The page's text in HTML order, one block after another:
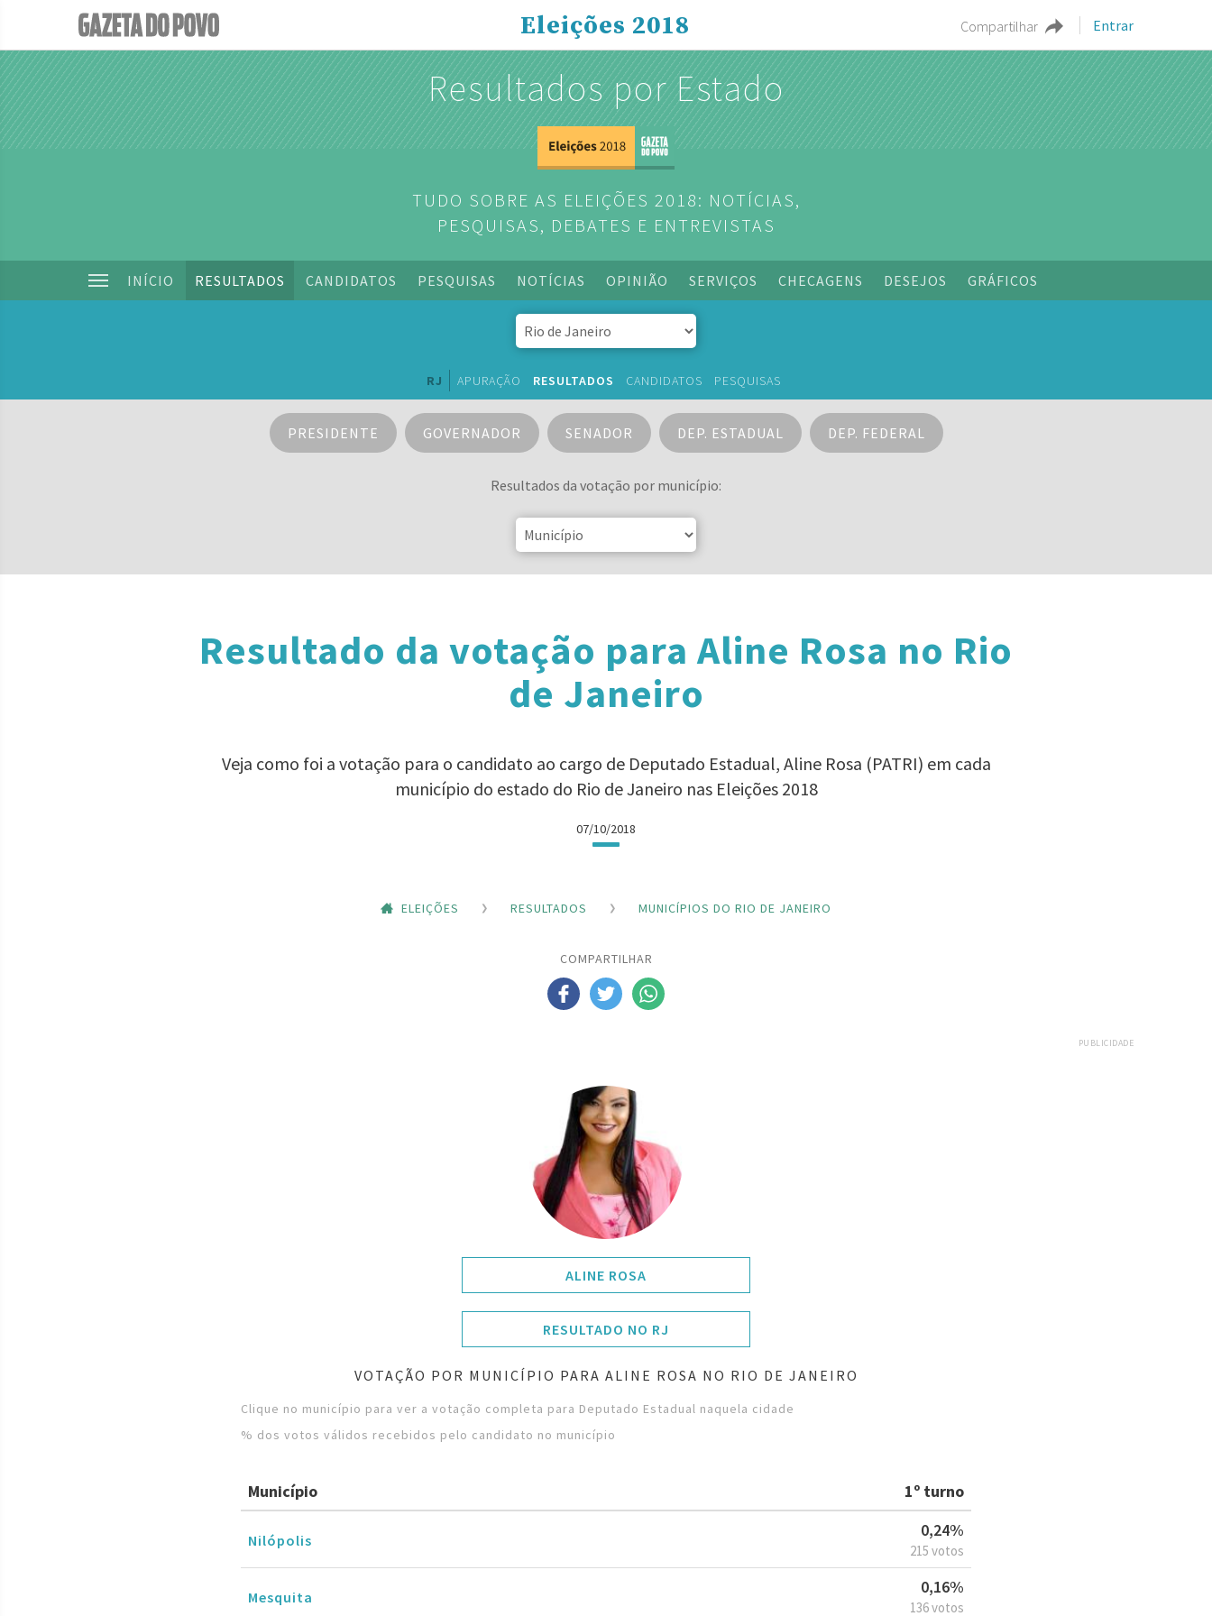
Compartilhar Entrar
Eleições 2018
Resultados por Estado
TUDO SOBRE AS ELEIÇÕES 2018: NOTÍCIAS,
PESQUISAS, DEBATES E ENTREVISTAS
INÍCIO RESULTADOS CANDIDATOS PESQUISAS NOTÍCIAS OPINIÃO SERVIÇOS CHECAGENS DESEJOS GRÁFICOS
RJ APURAÇÃO RESULTADOS CANDIDATOS PESQUISAS
PRESIDENTE GOVERNADOR SENADOR DEP. ESTADUAL DEP. FEDERAL
Resultados da votação por município:
Resultado da votação para Aline Rosa no Rio
de Janeiro
Veja como foi a votação para o candidato ao cargo de Deputado Estadual, Aline Rosa (PATRI) em cada
município do estado do Rio de Janeiro nas Eleições 2018
07/10/2018
ELEIÇÕES RESULTADOS MUNICÍPIOS DO RIO DE JANEIRO
COMPARTILHAR
PUBLICIDADE
ALINE ROSA
RESULTADO NO RJ
VOTAÇÃO POR MUNICÍPIO PARA ALINE ROSA NO RIO DE JANEIRO
Clique no município para ver a votação completa para Deputado Estadual naquela cidade
% dos votos válidos recebidos pelo candidato no município
Município 1º turno
Nilópolis
0,24%
215 votos
Mesquita
0,16%
136 votos